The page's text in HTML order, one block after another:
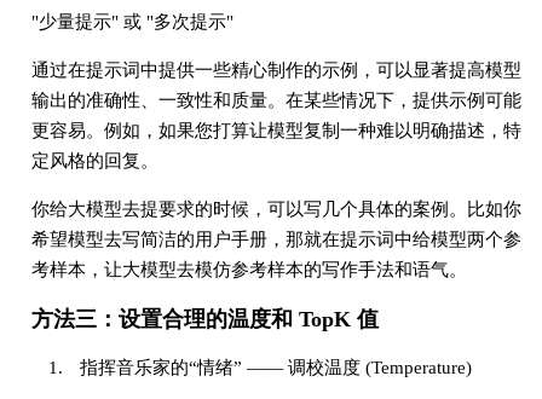
"少量提示" 或 "多次提示"
通过在提示词中提供一些精心制作的示例，可以显著提高模型
输出的准确性、一致性和质量。在某些情况下，提供示例可能
更容易。例如，如果您打算让模型复制一种难以明确描述，特
定风格的回复。
你给大模型去提要求的时候，可以写几个具体的案例。比如你
希望模型去写简洁的用户手册，那就在提示词中给模型两个参
考样本，让大模型去模仿参考样本的写作手法和语气。
方法三：设置合理的温度和 TopK 值
指挥音乐家的“情绪” —— 调校温度 (Temperature)